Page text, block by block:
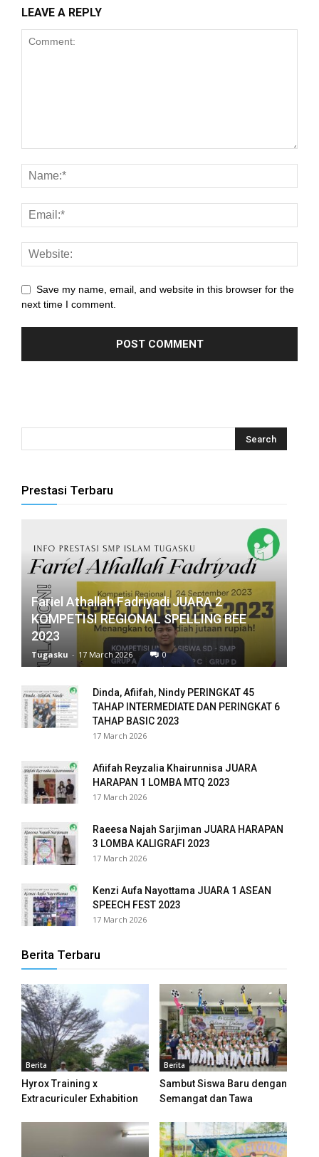
LEAVE A REPLY
Save my name, email, and website in this browser for the
next time I comment.
Prestasi Terbaru
Fariel Athallah Fadriyadi JUARA 2
KOMPETISI REGIONAL SPELLING BEE
2023
Tugasku - 17 March 2026 0
Dinda, Afiifah, Nindy PERINGKAT 45
TAHAP INTERMEDIATE DAN PERINGKAT 6
TAHAP BASIC 2023
17 March 2026
Afiifah Reyzalia Khairunnisa JUARA
HARAPAN 1 LOMBA MTQ 2023
17 March 2026
Raeesa Najah Sarjiman JUARA HARAPAN
3 LOMBA KALIGRAFI 2023
17 March 2026
Kenzi Aufa Nayottama JUARA 1 ASEAN
SPEECH FEST 2023
17 March 2026
Berita Terbaru
Berita
Hyrox Training x
Extracuriculer Exhabition
Berita
Sambut Siswa Baru dengan
Semangat dan Tawa